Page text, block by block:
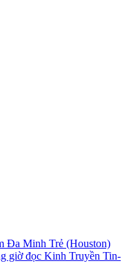
Đa Minh Trẻ (Houston)
giờ đọc Kinh Truyền Tin-